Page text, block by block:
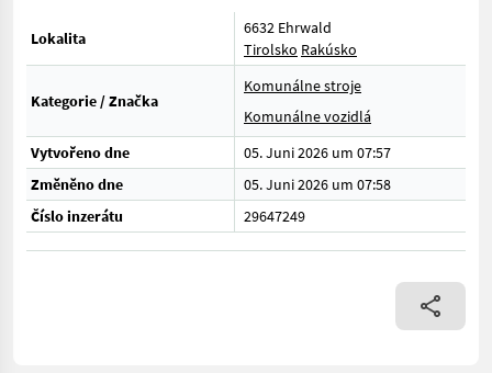
Lokalita
6632 Ehrwald
Tirolsko Rakúsko
Kategorie / Značka
Komunálne stroje
Komunálne vozidlá
Vytvořeno dne
05. Juni 2026 um 07:57
Změněno dne
05. Juni 2026 um 07:58
Číslo inzerátu
29647249